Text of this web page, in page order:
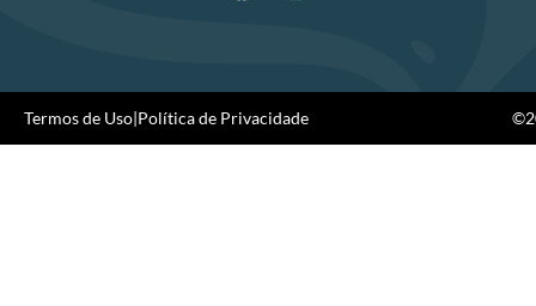
Termos de Uso|Política de Privacidade